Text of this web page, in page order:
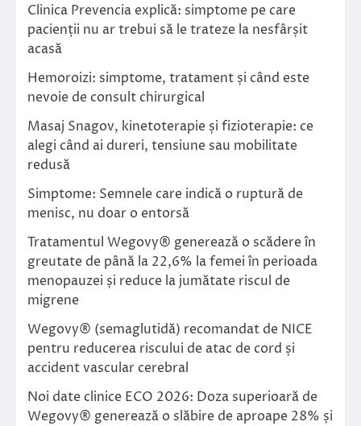
Clinica Prevencia explică: simptome pe care
pacienții nu ar trebui să le trateze la nesfârșit
acasă
Hemoroizi: simptome, tratament și când este
nevoie de consult chirurgical
Masaj Snagov, kinetoterapie și fizioterapie: ce
alegi când ai dureri, tensiune sau mobilitate
redusă
Simptome: Semnele care indică o ruptură de
menisc, nu doar o entorsă
Tratamentul Wegovy® generează o scădere în
greutate de până la 22,6% la femei în perioada
menopauzei și reduce la jumătate riscul de
migrene
Wegovy® (semaglutidă) recomandat de NICE
pentru reducerea riscului de atac de cord și
accident vascular cerebral
Noi date clinice ECO 2026: Doza superioară de
Wegovy® generează o slăbire de aproape 28% și